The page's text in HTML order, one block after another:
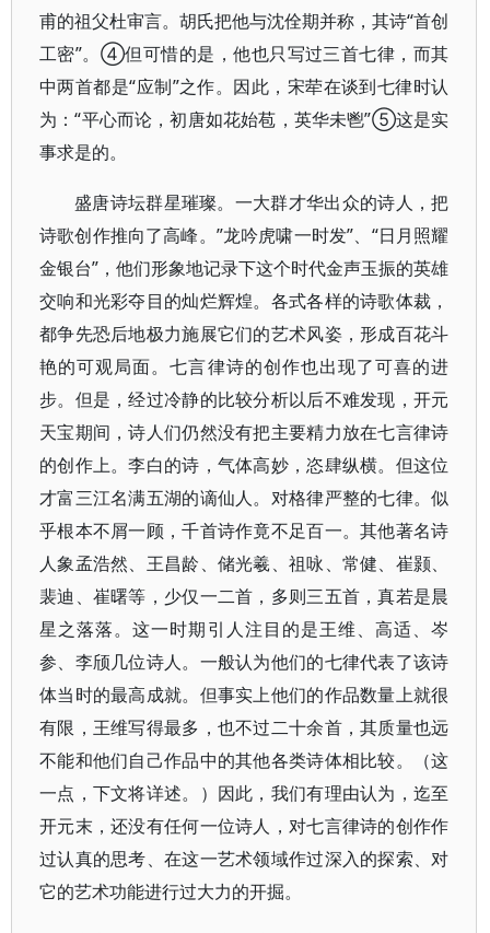
甫的祖父杜审言。胡氏把他与沈佺期并称，其诗“首创
工密”。④但可惜的是，他也只写过三首七律，而其
中两首都是“应制”之作。因此，宋荦在谈到七律时认
为：“平心而论，初唐如花始苞，英华未鬯”⑤这是实
事求是的。
盛唐诗坛群星璀璨。一大群才华出众的诗人，把
诗歌创作推向了高峰。”龙吟虎啸一时发”、“日月照耀
金银台”，他们形象地记录下这个时代金声玉振的英雄
交响和光彩夺目的灿烂辉煌。各式各样的诗歌体裁，
都争先恐后地极力施展它们的艺术风姿，形成百花斗
艳的可观局面。七言律诗的创作也出现了可喜的进
步。但是，经过冷静的比较分析以后不难发现，开元
天宝期间，诗人们仍然没有把主要精力放在七言律诗
的创作上。李白的诗，气体高妙，恣肆纵横。但这位
才富三江名满五湖的谪仙人。对格律严整的七律。似
乎根本不屑一顾，千首诗作竟不足百一。其他著名诗
人象孟浩然、王昌龄、储光羲、祖咏、常健、崔颢、
裴迪、崔曙等，少仅一二首，多则三五首，真若是晨
星之落落。这一时期引人注目的是王维、高适、岑
参、李颀几位诗人。一般认为他们的七律代表了该诗
体当时的最高成就。但事实上他们的作品数量上就很
有限，王维写得最多，也不过二十余首，其质量也远
不能和他们自己作品中的其他各类诗体相比较。（这
一点，下文将详述。）因此，我们有理由认为，迄至
开元末，还没有任何一位诗人，对七言律诗的创作作
过认真的思考、在这一艺术领域作过深入的探索、对
它的艺术功能进行过大力的开掘。